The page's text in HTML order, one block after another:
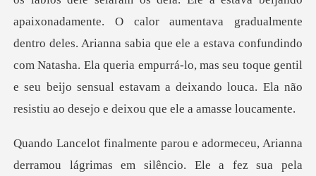
O calor aumentava gradualmente
dentro deles. Arianna sabia que ele a estava confundindo
com Natasha. Ela queria empurrá-lo, mas